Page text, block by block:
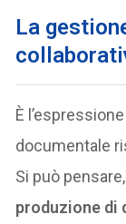
La
È
documentale
Si può
produzione di